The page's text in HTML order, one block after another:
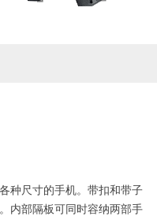
种尺寸的手机。带扣和带子
内部隔板可同时容纳两部手